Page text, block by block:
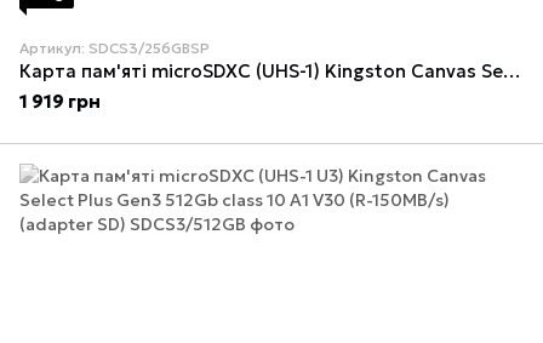
Артикул: SDCS3/256GBSP
Карта пам'яті microSDXC (UHS-1) Kingston Canvas Select Plus Gen3 256Gb class 10 А1 (R-150MB/s)
1 919 грн